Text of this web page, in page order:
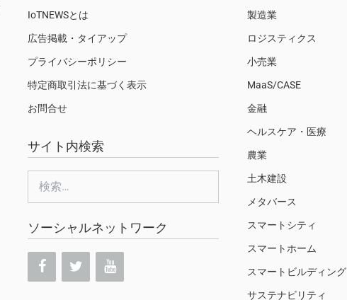
IoTNEWSとは
広告掲載・タイアップ
プライバシーポリシー
特定商取引法に基づく表示
お問合せ
サイト内検索
ソーシャルネットワーク
製造業
ロジスティクス
小売業
MaaS/CASE
金融
ヘルスケア・医療
農業
土木建設
メタバース
スマートシティ
スマートホーム
スマートビルディング
サステナビリティ